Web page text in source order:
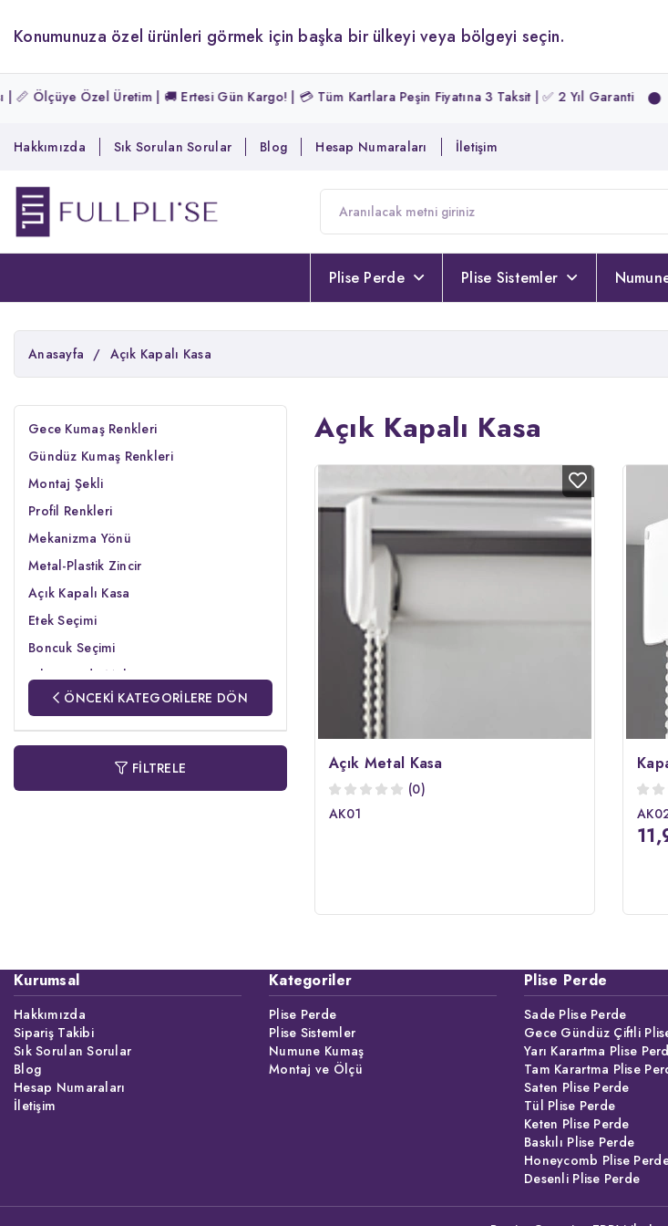
Konumunuza özel ürünleri görmek için başka bir ülkeyi veya bölgeyi seçin.
📏 Ölçüye Özel Üretim | 🚚 Ertesi Gün Kargo! | 💳 Tüm Kartlara Peşin Fiyatına 3 Taksit | ✅ 2 Yıl Garanti
Hakkımızda Sık Sorulan Sorular Blog Hesap Numaraları İletişim
Plise Perde Plise Sistemler
Anasayfa / Açık Kapalı Kasa
Gece Kumaş Renkleri
Gündüz Kumaş Renkleri
Montaj Şekli
Profil Renkleri
Mekanizma Yönü
Metal-Plastik Zincir
Açık Kapalı Kasa
Etek Seçimi
Boncuk Seçimi
Jaluzi Perde Mekanizma Yönü
İp-Kurdela Seçimi
Perde Mekanizma Seçimi
Alüminyum Jaluzi Mekanizma Yönü
ÖNCEKİ KATEGORİLERE DÖN
FİLTRELE
Açık Kapalı Kasa
Açık Metal Kasa
(0)
AK01
Kurumsal
Hakkımızda
Sipariş Takibi
Sık Sorulan Sorular
Blog
Hesap Numaraları
İletişim
Kategoriler
Plise Perde
Plise Sistemler
Numune Kumaş
Montaj ve Ölçü
Plise Perde
Sade Plise Perde
Gece Gündüz Çiftli
Yarı Karartma Plise
Tam Karartma Plise
Saten Plise Perde
Tül Plise Perde
Keten Plise Perde
Baskılı Plise Perde
Honeycomb Plise
Desenli Plise Perde